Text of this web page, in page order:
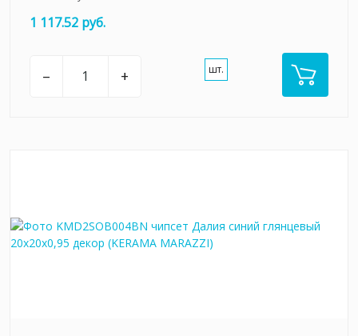
1 117.52 руб.
– + шт.